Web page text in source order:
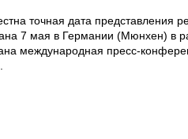
точная дата представления
7 мая в Германии (Мюнхен) в
международная пресс-